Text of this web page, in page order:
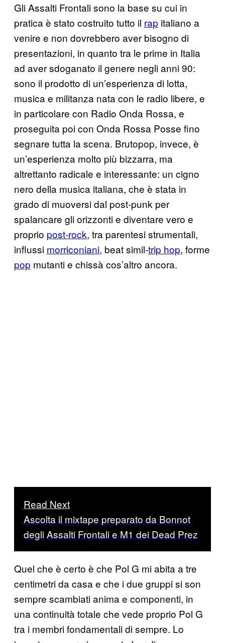
Gli Assalti Frontali sono la base su cui in
pratica è stato costruito tutto il rap italiano a
venire e non dovrebbero aver bisogno di
presentazioni, in quanto tra le prime in Italia
ad aver sdoganato il genere negli anni 90:
sono il prodotto di un’esperienza di lotta,
musica e militanza nata con le radio libere, e
in particolare con Radio Onda Rossa, e
proseguita poi con Onda Rossa Posse fino
segnare tutta la scena. Brutopop, invece, è
un’esperienza molto più bizzarra, ma
altrettanto radicale e interessante: un cigno
nero della musica italiana, che è stata in
grado di muoversi dal post-punk per
spalancare gli orizzonti e diventare vero e
proprio post-rock, tra parentesi strumentali,
influssi morriconiani, beat simil-trip hop, forme
pop mutanti e chissà cos’altro ancora.
Read Next
Ascolta il mixtape preparato da Bonnot
degli Assalti Frontali e M1 dei Dead Prez
Quel che è certo è che Pol G mi abita a tre
centimetri da casa e che i due gruppi si son
sempre scambiati anima e componenti, in
una continuità totale che vede proprio Pol G
tra i membri fondamentali di sempre. Lo